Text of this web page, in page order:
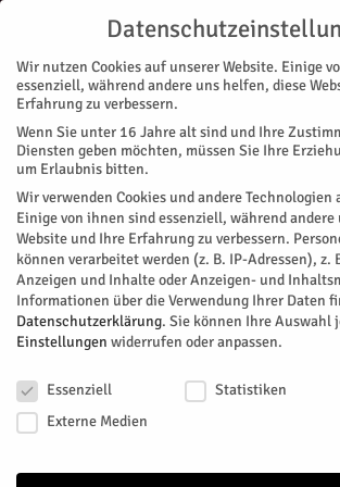
Start Magazin Geschichte/n Stolz geprägt
MAGAZIN GESCHICHTE/N
Stolz geprägt
Wilhelm, erster Herzog von Jülich, war ein
1299 (ganz genau wissen wir es leider
des Grafen Gerhard von Jülich schaffte es
einmal 30 Jahren vom Grafen zum Herzog
aufzusteigen.
VonMuseum Zitadelle April 1, 2018 201
Wir nutzen Cookies auf unserer Website. Einige
essenziell, während andere uns helfen, diese
Erfahrung zu verbessern.
Wenn Sie unter 16 Jahre alt sind und Ihre
Diensten geben möchten, müssen Sie Ihre
um Erlaubnis bitten.
Wir verwenden Cookies und andere Technologien
Einige von ihnen sind essenziell, während
Website und Ihre Erfahrung zu verbessern.
können verarbeitet werden (z. B. IP-Adressen), z.
Anzeigen und Inhalte oder Anzeigen- und
Informationen über die Verwendung Ihrer Daten
Datenschutzerklärung. Sie können Ihre Auswahl
Einstellungen widerrufen oder anpassen.
Essenziell
Statistiken
Externe Medien